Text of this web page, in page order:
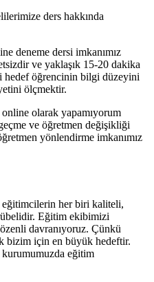
ders hakkında
deneme dersi imkanımız
ve yaklaşık 15-20 dakika
hedef öğrencinin bilgi düzeyini
ölçmektir.
olarak yapamıyorum
ve öğretmen değişikliği
yönlendirme imkanımız
her biri kaliteli,
Eğitim ekibimizi
davranıyoruz. Çünkü
bizim için en büyük hedeftir.
eğitim